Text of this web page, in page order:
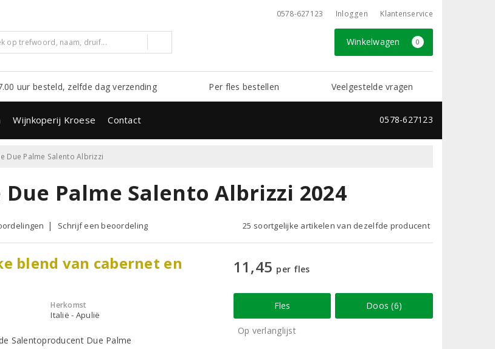
0578-627123 Inloggen Klantenservice
Winkelwagen 0
uur besteld, zelfde dag verzending Per fles bestellen Veelgestelde vragen
Wijnkoperij Kroese Contact 0578-627123
Due Palme Salento Albrizzi
Palme Salento Albrizzi 2024
Schrijf een beoordeling 25 soortgelijke artikelen van dezelfde producent
blend van cabernet en
Herkomst
Italië - Apulië
Salentoproducent Due Palme
11,45 per fles
Fles Doos (6)
Op verlanglijst